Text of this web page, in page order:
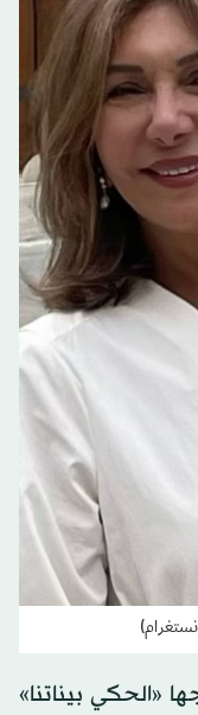
«الحكي بيناتنا»